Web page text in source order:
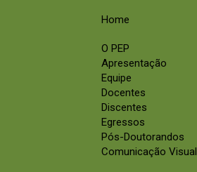
Home
O PEP
Apresentação
Equipe
Docentes
Discentes
Egressos
Pós-Doutorandos
Comunicação Visual